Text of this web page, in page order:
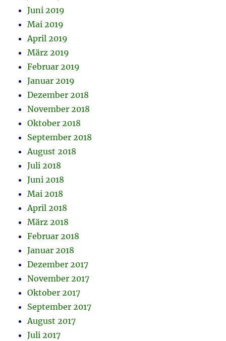
Juni 2019
Mai 2019
April 2019
März 2019
Februar 2019
Januar 2019
Dezember 2018
November 2018
Oktober 2018
September 2018
August 2018
Juli 2018
Juni 2018
Mai 2018
April 2018
März 2018
Februar 2018
Januar 2018
Dezember 2017
November 2017
Oktober 2017
September 2017
August 2017
Juli 2017